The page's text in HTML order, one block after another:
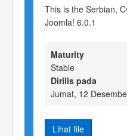
This is the Serbian,
Joomla! 6.0.1
Maturity
Stable
Dirilis pada
Jumat, 12
Lihat file